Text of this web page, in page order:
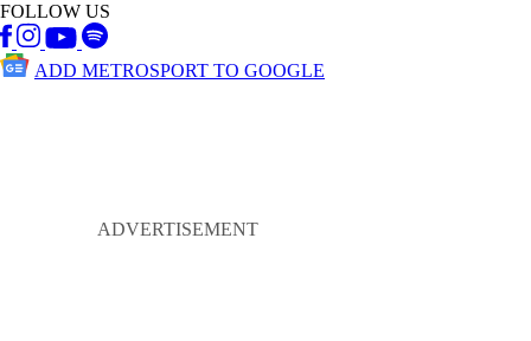
FOLLOW US
ADD METROSPORT TO GOOGLE